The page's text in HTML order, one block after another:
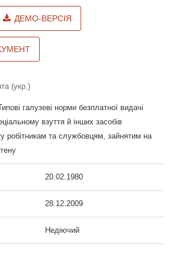
ДЕМО-ВЕРСІЯ
(укр.)
галузеві норми безплатної видачі
взуття й інших засобів
робітникам та службовцям, зайнятим на
20.02.1980
28.12.2009
Недіючий